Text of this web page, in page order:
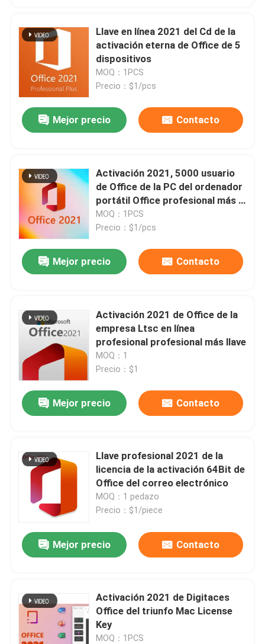
Productos
Llave en línea 2021 del Cd de la
activación eterna de Office de 5
dispositivos
MOQ：1PCS
Precio：$1/pcs
Mejor precio Contacto
Activación 2021, 5000 usuario
de Office de la PC del ordenador
portátil Office profesional más la
llave 2021
MOQ：1PCS
Precio：$1/pcs
Mejor precio Contacto
Activación 2021 de Office de la
empresa Ltsc en línea
profesional profesional más llave
MOQ：1
Precio：$1
Mejor precio Contacto
Llave profesional 2021 de la
licencia de la activación 64Bit de
Office del correo electrónico
MOQ：1 pedazo
Precio：$1/piece
Mejor precio Contacto
Activación 2021 de Digitaces
Office del triunfo Mac License
Key
MOQ：1PCS